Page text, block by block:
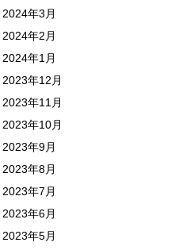
2024年3月
2024年2月
2024年1月
2023年12月
2023年11月
2023年10月
2023年9月
2023年8月
2023年7月
2023年6月
2023年5月